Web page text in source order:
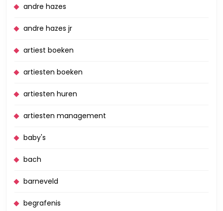
andre hazes
andre hazes jr
artiest boeken
artiesten boeken
artiesten huren
artiesten management
baby's
bach
barneveld
begrafenis